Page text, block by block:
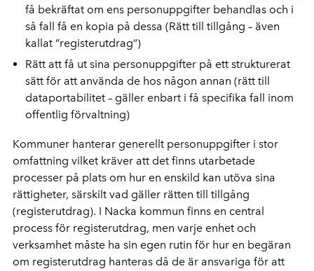
få bekräftat om ens personuppgifter behandlas och i
så fall få en kopia på dessa (Rätt till tillgång – även
kallat ”registerutdrag”)
Rätt att få ut sina personuppgifter på ett strukturerat
sätt för att använda de hos någon annan (rätt till
dataportabilitet – gäller enbart i få specifika fall inom
offentlig förvaltning)
Kommuner hanterar generellt personuppgifter i stor
omfattning vilket kräver att det finns utarbetade
processer på plats om hur en enskild kan utöva sina
rättigheter, särskilt vad gäller rätten till tillgång
(registerutdrag). I Nacka kommun finns en central
process för registerutdrag, men varje enhet och
verksamhet måste ha sin egen rutin för hur en begäran
om registerutdrag hanteras då de är ansvariga för att